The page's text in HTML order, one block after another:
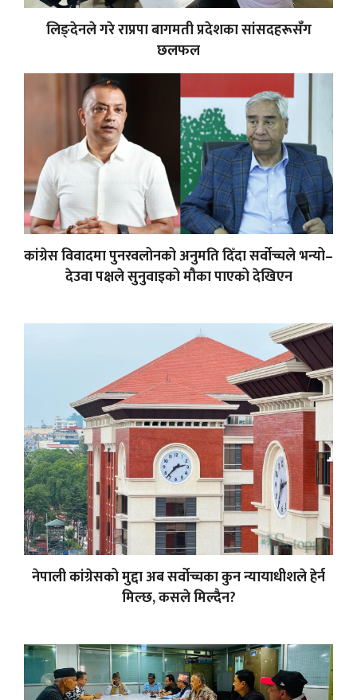
लिङ्देनले गरे राप्रपा बागमती प्रदेशका सांसदहरूसँग
छलफल
कांग्रेस विवादमा पुनरवलोनको अनुमति दिँदा सर्वोच्चले भन्यो–
देउवा पक्षले सुनुवाइको मौका पाएको देखिएन
नेपाली कांग्रेसको मुद्दा अब सर्वोच्चका कुन न्यायाधीशले हेर्न
मिल्छ, कसले मिल्दैन?